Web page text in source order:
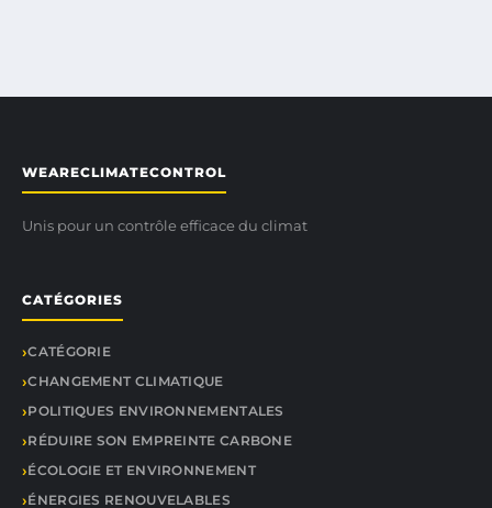
WEARECLIMATECONTROL
Unis pour un contrôle efficace du climat
CATÉGORIES
CATÉGORIE
CHANGEMENT CLIMATIQUE
POLITIQUES ENVIRONNEMENTALES
RÉDUIRE SON EMPREINTE CARBONE
ÉCOLOGIE ET ENVIRONNEMENT
ÉNERGIES RENOUVELABLES